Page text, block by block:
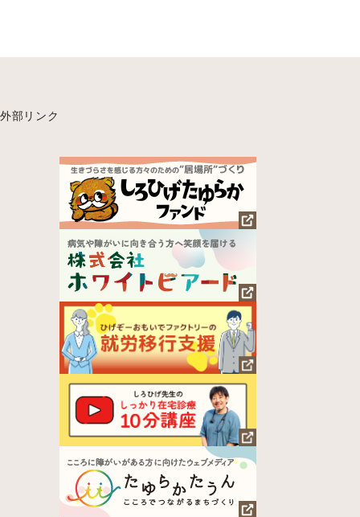
外部リンク